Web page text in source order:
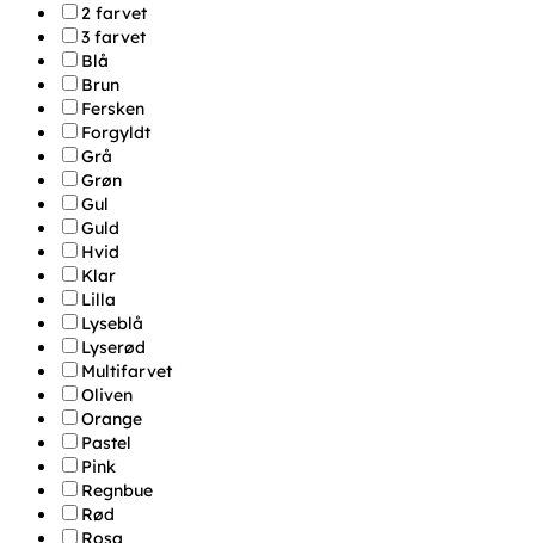
2 farvet
3 farvet
Blå
Brun
Fersken
Forgyldt
Grå
Grøn
Gul
Guld
Hvid
Klar
Lilla
Lyseblå
Lyserød
Multifarvet
Oliven
Orange
Pastel
Pink
Regnbue
Rød
Rosa